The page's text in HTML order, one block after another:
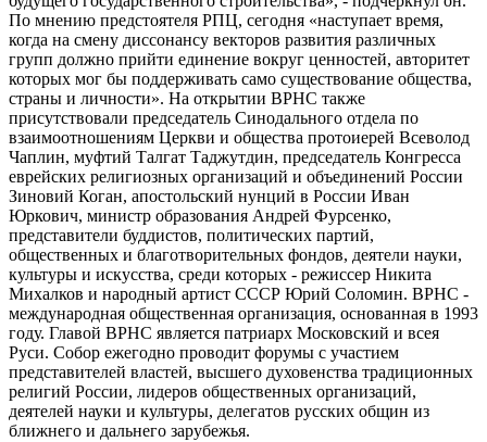
По мнению предстоятеля РПЦ, сегодня «наступает время,
когда на смену диссонансу векторов развития различных
групп должно прийти единение вокруг ценностей, авторитет
которых мог бы поддерживать само существование общества,
страны и личности». На открытии ВРНС также
присутствовали председатель Синодального отдела по
взаимоотношениям Церкви и общества протоиерей Всеволод
Чаплин, муфтий Талгат Таджутдин, председатель Конгресса
еврейских религиозных организаций и объединений России
Зиновий Коган, апостольский нунций в России Иван
Юркович, министр образования Андрей Фурсенко,
представители буддистов, политических партий,
общественных и благотворительных фондов, деятели науки,
культуры и искусства, среди которых - режиссер Никита
Михалков и народный артист СССР Юрий Соломин. ВРНС -
международная общественная организация, основанная в 1993
году. Главой ВРНС является патриарх Московский и всея
Руси. Собор ежегодно проводит форумы с участием
представителей властей, высшего духовенства традиционных
религий России, лидеров общественных организаций,
деятелей науки и культуры, делегатов русских общин из
ближнего и дальнего зарубежья.